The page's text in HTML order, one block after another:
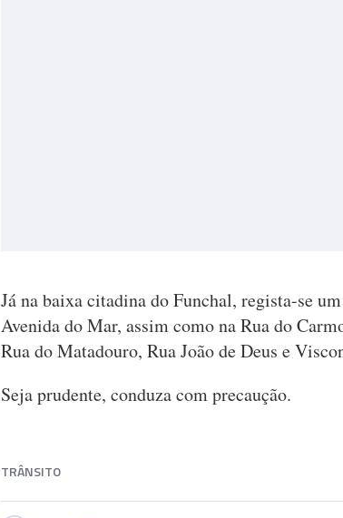
Já na baixa citadina do Funchal, regista-se
Avenida do Mar, assim como na Rua do
Rua do Matadouro, Rua João de Deus e
Seja prudente, conduza com precaução.
TRÂNSITO